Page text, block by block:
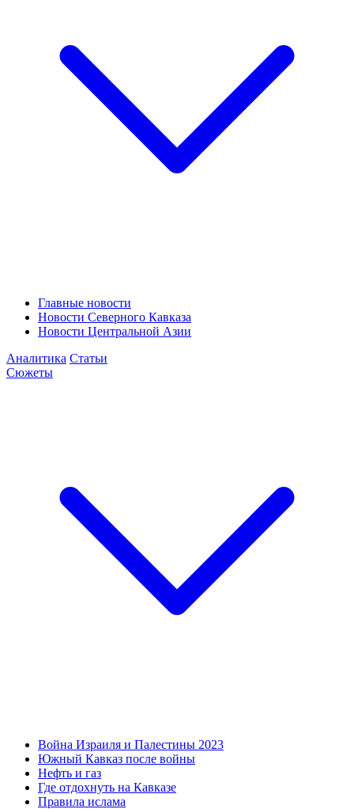
Главные новости
Новости Северного Кавказа
Новости Центральной Азии
Аналитика Статьи
Сюжеты
Война Израиля и Палестины 2023
Южный Кавказ после войны
Нефть и газ
Где отдохнуть на Кавказе
Правила ислама